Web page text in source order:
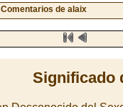
Comentarios de alaix
Significado